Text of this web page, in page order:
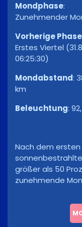
Mondphase:
Zunehmender
Vorherige Phase
Erstes Viertel
06:25:30)
Mondabstand:
km
Beleuchtung:
Nach dem
größer als 50
zunehmende